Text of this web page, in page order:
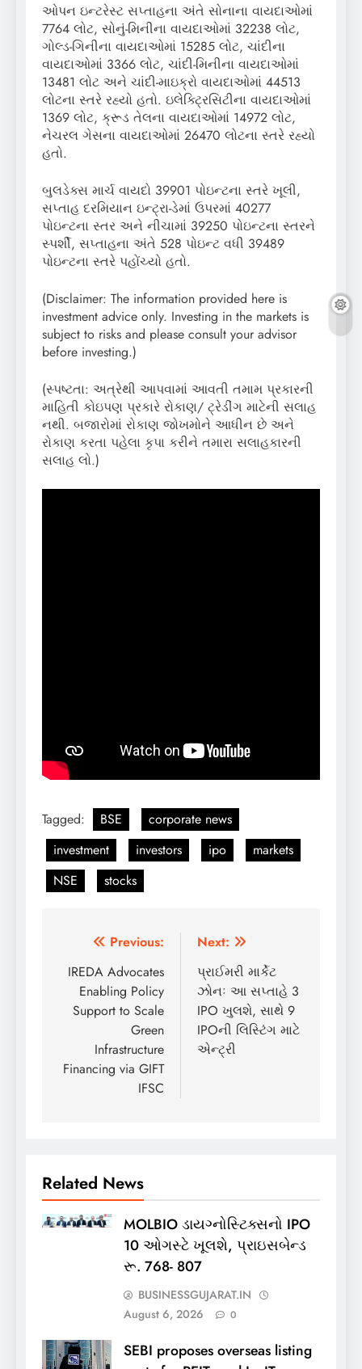
ઓપન ઇન્ટરેસ્ટ સપ્તાહના અંતે સોનાના વાયદાઓમાં
7764 લોટ, સોનું-મિનીના વાયદાઓમાં 32238 લોટ,
ગોલ્ડ-ગિનીના વાયદાઓમાં 15285 લોટ, ચાંદીના
વાયદાઓમાં 3366 લોટ, ચાંદી-મિનીના વાયદાઓમાં
13481 લોટ અને ચાંદી-માઇક્રો વાયદાઓમાં 44513
લોટના સ્તરે રહ્યો હતો. ઇલેક્ટ્રિસિટીના વાયદાઓમાં
1369 લોટ, ક્રૂડ તેલના વાયદાઓમાં 14972 લોટ,
નેચરલ ગેસના વાયદાઓમાં 26470 લોટના સ્તરે રહ્યો
હતો.
બુલડેક્સ માર્ચ વાયદો 39901 પોઇન્ટના સ્તરે ખૂલી,
સપ્તાહ દરમિયાન ઇન્ટ્રા-ડેમાં ઉપરમાં 40277
પોઇન્ટના સ્તર અને નીચામાં 39250 પોઇન્ટના સ્તરને
સ્પર્શી, સપ્તાહના અંતે 528 પોઇન્ટ વધી 39489
પોઇન્ટના સ્તરે પહોંચ્યો હતો.
(Disclaimer: The information provided here is
investment advice only. Investing in the markets is
subject to risks and please consult your advisor
before investing.)
(સ્પષ્ટતા: અત્રેથી આપવામાં આવતી તમામ પ્રકારની
માહિતી કોઇપણ પ્રકારે રોકાણ/ ટ્રેડીંગ માટેની સલાહ
નથી. બજારોમાં રોકાણ જોખમોને આધીન છે અને
રોકાણ કરતા પહેલા કૃપા કરીને તમારા સલાહકારની
સલાહ લો.)
Tagged: BSE
corporate news
investment
investors ipo
markets
NSE
stocks
Post
navigation
Previous:
IREDA Advocates
Enabling Policy
Support to Scale
Green
Infrastructure
Financing via GIFT
IFSC
Next:
પ્રાઈમરી માર્કેટ
ઝોનઃ આ સપ્તાહે 3
IPO ખુલશે, સાથે 9
IPOની લિસ્ટિંગ માટે
એન્ટ્રી
Related News
MOLBIO ડાયગ્નોસ્ટિક્સનો IPO
10 ઓગસ્ટે ખૂલશે, પ્રાઇસબેન્ડ
રૂ. 768- 807
BUSINESSGUJARAT.IN
August 6, 2026
0
SEBI proposes overseas listing